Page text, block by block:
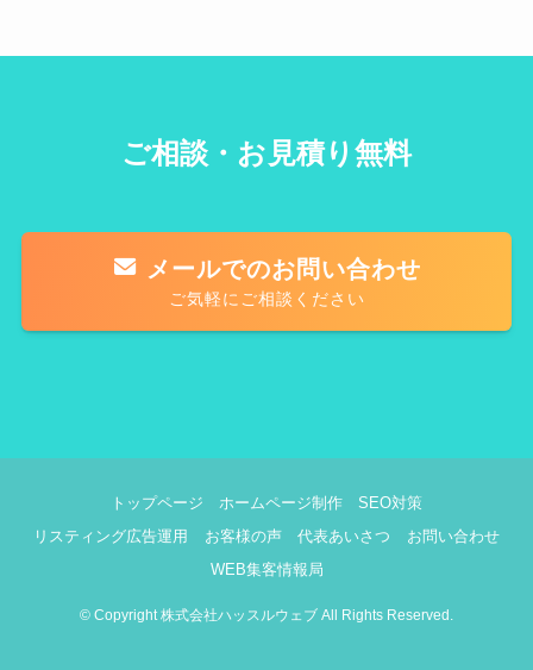
ご相談・お見積り無料
メールでのお問い合わせ
ご気軽にご相談ください
トップページ ホームページ制作
SEO対策
リスティング広告運用
お客様の声 代表あいさつ
お問い合わせ
WEB集客情報局
© Copyright 株式会社ハッスルウェブ All Rights Reserved.